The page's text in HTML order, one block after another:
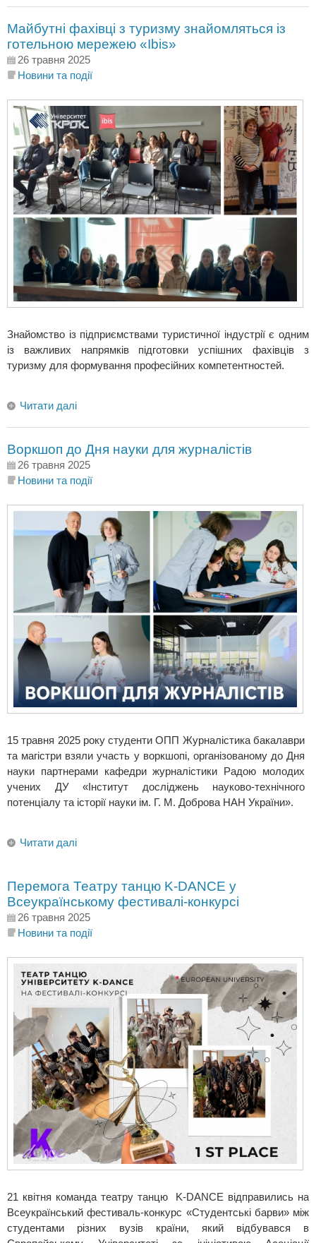
Майбутні фахівці з туризму знайомляться із
готельною мережею «Ibis»
26 травня 2025
Новини та події
Знайомство із підприємствами туристичної індустрії є одним
із важливих напрямків підготовки успішних фахівців з
туризму для формування професійних компетентностей.
Читати далі
Воркшоп до Дня науки для журналістів
26 травня 2025
Новини та події
15 травня 2025 року студенти ОПП Журналістика бакалаври
та магістри взяли участь у воркшопі, організованому до Дня
науки партнерами кафедри журналістики Радою молодих
учених ДУ «Інститут досліджень науково-технічного
потенціалу та історії науки ім. Г. М. Доброва НАН України».
Читати далі
Перемога Театру танцю K-DANCE у
Всеукраїнському фестивалі-конкурсі
26 травня 2025
Новини та події
21 квітня команда театру танцю K-DANCE відправились на
Всеукраїнський фестиваль-конкурс «Студентські барви» між
студентами різних вузів країни, який відбувався в